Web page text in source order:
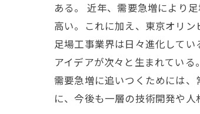
ある。 近年、需要急増により
高い。これに加え、東京オリ
足場工事業界は日々進化して
アイデアが次々と生まれてい
需要急増に追いつくためには
に、今後も一層の技術開発や人